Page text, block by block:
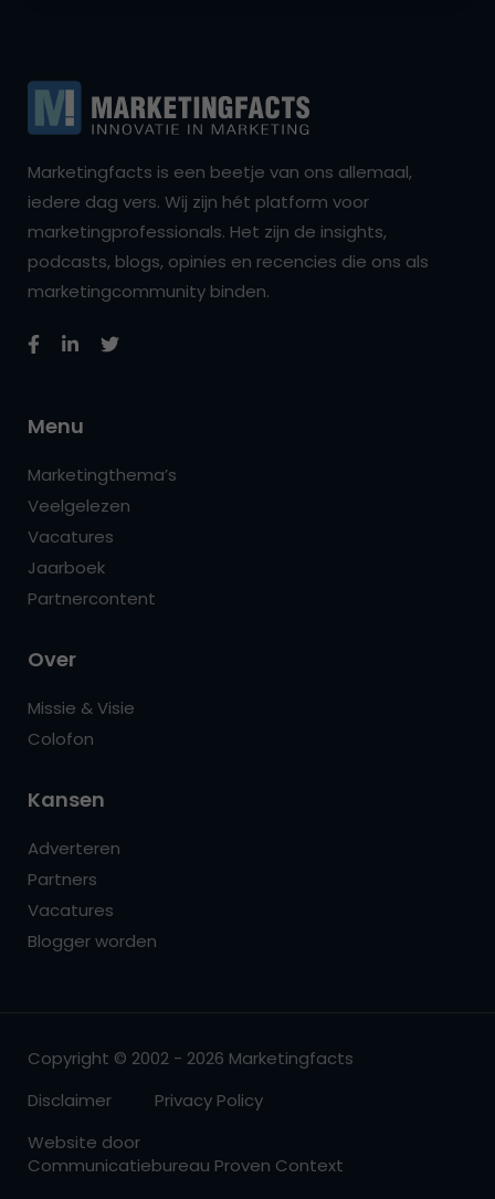
Marketingfacts is een beetje van ons allemaal,
iedere dag vers. Wij zijn hét platform voor
marketingprofessionals. Het zijn de insights,
podcasts, blogs, opinies en recencies die ons als
marketingcommunity binden.
Menu
Marketingthema’s
Veelgelezen
Vacatures
Jaarboek
Partnercontent
Over
Missie & Visie
Colofon
Kansen
Adverteren
Partners
Vacatures
Blogger worden
Copyright © 2002 - 2026 Marketingfacts
Disclaimer
Privacy Policy
Website door
Communicatiebureau Proven Context